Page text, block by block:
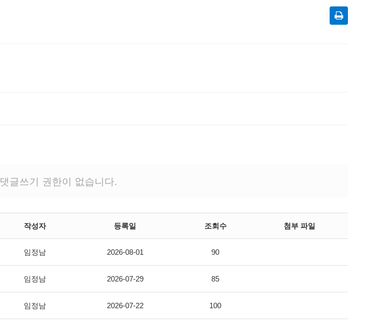
댓글쓰기 권한이 없습니다.
작성자 등록일 조회수 첨부 파일
임정남 2026-08-01 90
임정남 2026-07-29 85
임정남 2026-07-22 100